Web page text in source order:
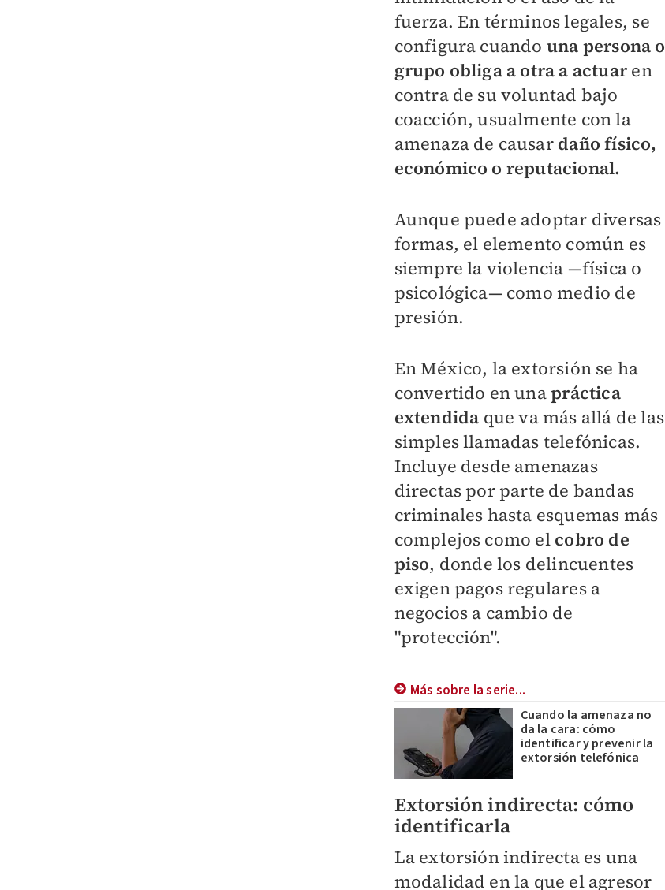
fuerza. En términos legales, se
configura cuando una persona o
grupo obliga a otra a actuaren
contra de su voluntad bajo
coacción, usualmente con la
amenaza de causardaño físico,
económico o reputacional.
Aunque puede adoptar diversas
formas, el elemento común es
siempre la violencia —física o
psicológica— como medio de
presión.
En México, la extorsión se ha
convertido en unapráctica
extendida que va más allá de las
simples llamadas telefónicas.
Incluye desde amenazas
directas por parte de bandas
criminales hasta esquemas más
complejos como el cobro de
piso, donde los delincuentes
exigen pagos regulares a
negocios a cambio de
"protección".
Más sobre la serie...
Cuando la amenaza no
da la cara: cómo
identificar y prevenir la
extorsión telefónica
Extorsión indirecta: cómo
identificarla
La extorsión indirecta es una
modalidad en la que el agresor